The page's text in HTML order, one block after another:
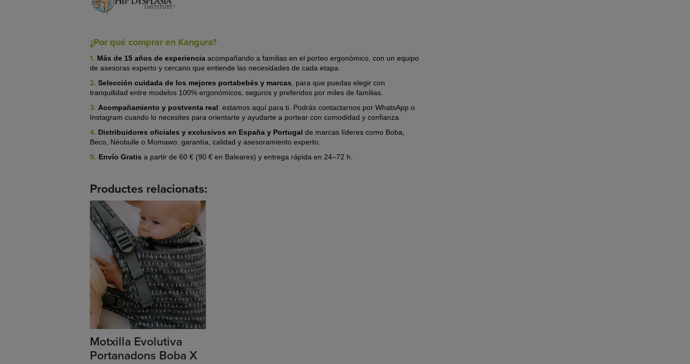
¿Por qué comprar en Kangura?
1. Más de 15 años de experiencia acompañando a familias en el porteo ergonómico, con un equipo
de asesoras experto y cercano que entiende las necesidades de cada etapa.
2. Selección cuidada de los mejores portabebés y marcas , para que puedas elegir con
tranquilidad entre modelos 100% ergonómicos, seguros y preferidos por miles de familias.
3. Acompañamiento y postventa real: estamos aquí para ti. Podrás contactarnos por WhatsApp o
Instagram cuando lo necesites para orientarte y ayudarte a portear con comodidad y confianza.
4. Distribuidores oficiales y exclusivos en España y Portugal de marcas líderes como Boba,
Beco, Néobulle o Momawo: garantía, calidad y asesoramiento experto.
5. Envío Gratis a partir de 60 € (90 € en Baleares) y entrega rápida en 24–72 h.
Productes relacionats:
Motxilla Evolutiva
Portanadons Boba X